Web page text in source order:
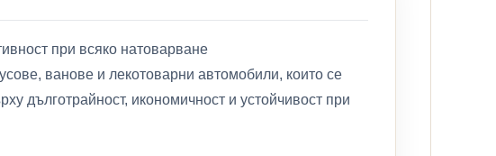
при всяко натоварване
ванове и лекотоварни автомобили, които се
дълготрайност, икономичност и устойчивост при